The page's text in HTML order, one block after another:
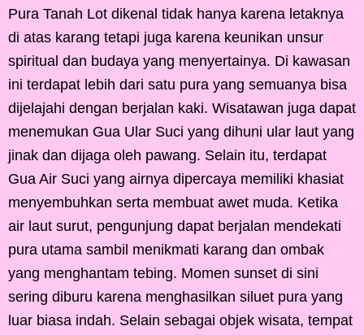
Pura Tanah Lot dikenal tidak hanya karena letaknya
di atas karang tetapi juga karena keunikan unsur
spiritual dan budaya yang menyertainya. Di kawasan
ini terdapat lebih dari satu pura yang semuanya bisa
dijelajahi dengan berjalan kaki. Wisatawan juga dapat
menemukan Gua Ular Suci yang dihuni ular laut yang
jinak dan dijaga oleh pawang. Selain itu, terdapat
Gua Air Suci yang airnya dipercaya memiliki khasiat
menyembuhkan serta membuat awet muda. Ketika
air laut surut, pengunjung dapat berjalan mendekati
pura utama sambil menikmati karang dan ombak
yang menghantam tebing. Momen sunset di sini
sering diburu karena menghasilkan siluet pura yang
luar biasa indah. Selain sebagai objek wisata, tempat